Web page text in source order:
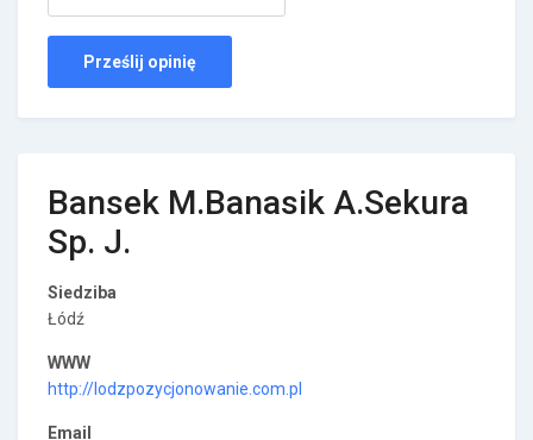
Bansek M.Banasik A.Sekura
Sp. J.
Siedziba
Łódź
WWW
http://lodzpozycjonowanie.com.pl
Email